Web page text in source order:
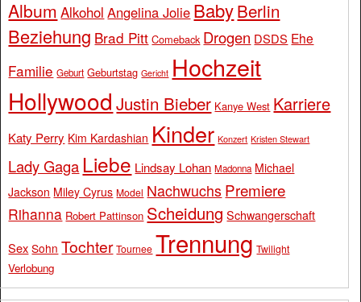
Album Alkohol Angelina Jolie BabyBerlin
Beziehung Brad Pitt Comeback Drogen DSDS Ehe
Familie Geburt Geburtstag Gericht Hochzeit
Hollywood Justin Bieber Kanye West Karriere
Katy Perry Kim Kardashian Kinder Konzert Kristen Stewart
Lady Gaga Liebe Lindsay Lohan Madonna Michael
Jackson Miley Cyrus Model Nachwuchs Premiere
Rihanna Robert Pattinson Scheidung Schwangerschaft
Sex Sohn Tochter Tournee Trennung Twilight
Verlobung